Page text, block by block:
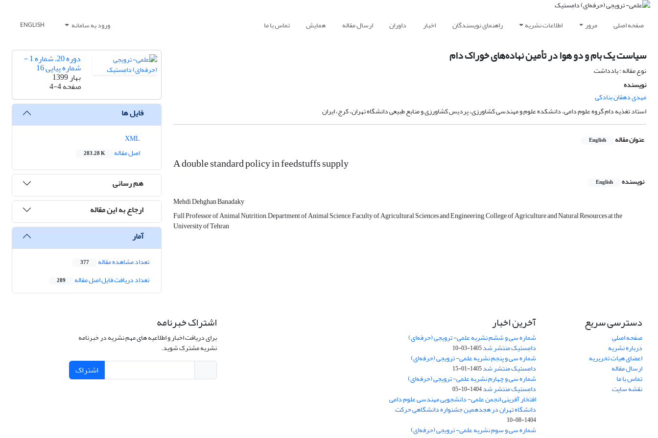
صفحه اصلی مرور اطلاعات نشریه راهنمای نویسندگان اخبار داوران ارسال مقاله همایش تماس با ما ورود به سامانه ENGLISH
سیاست یک بام و دو هوا در تأمین نهاده‌های خوراک دام
نوع مقاله : یادداشت
نویسنده
مهدی دهقان بنادکی
استاد تغذیه دام گروه علوم دامی، دانشکده علوم و مهندسی کشاورزی، پردیس کشاورزی و منابع طبیعی دانشگاه تهران، کرج، ایران
عنوان مقاله English
A double standard policy in feedstuffs supply
نویسنده English
Mehdi Dehghan Banadaky
Full Professor of Animal Nutrition, Department of Animal Science, Faculty of Agricultural Sciences and Engineering, College of Agriculture and Natural Resources at the
University of Tehran
دوره 20، شماره 1 -
شماره پیاپی 16
بهار 1399
صفحه4-4
فایل ها
اصل مقاله
283.28 K
هم رسانی
ارجاع به این مقاله
آمار
تعداد مشاهده مقاله 377
تعداد دریافت فایل اصل مقاله 289
دسترسی سریع
صفحه اصلی
درباره نشریه
اعضای هیات تحریریه
ارسال مقاله
تماس با ما
نقشه سایت
آخرین اخبار
شماره سی و ششم نشریه علمی- ترویجی (حرفه‌ای)
دامِستیک منتشر شد1405-03-10
شماره سی و پنجم نشریه علمی- ترویجی (حرفه‌ای)
دامِستیک منتشر شد1405-01-15
شماره سی و چهارم نشریه علمی- ترویجی (حرفه‌ای)
دامِستیک منتشر شد1404-10-05
افتخار آفرینی انجمن علمی- دانشجویی مهندسی علوم دامی
دانشگاه تهران در هجدهمین جشنواره دانشگاهی حرکت
1404-08-10
شماره سی و سوم نشریه علمی- ترویجی (حرفه‌ای)
اشتراک خبرنامه
برای دریافت اخبار و اطلاعیه های مهم نشریه در خبرنامه
نشریه مشترک شوید.
اشتراک